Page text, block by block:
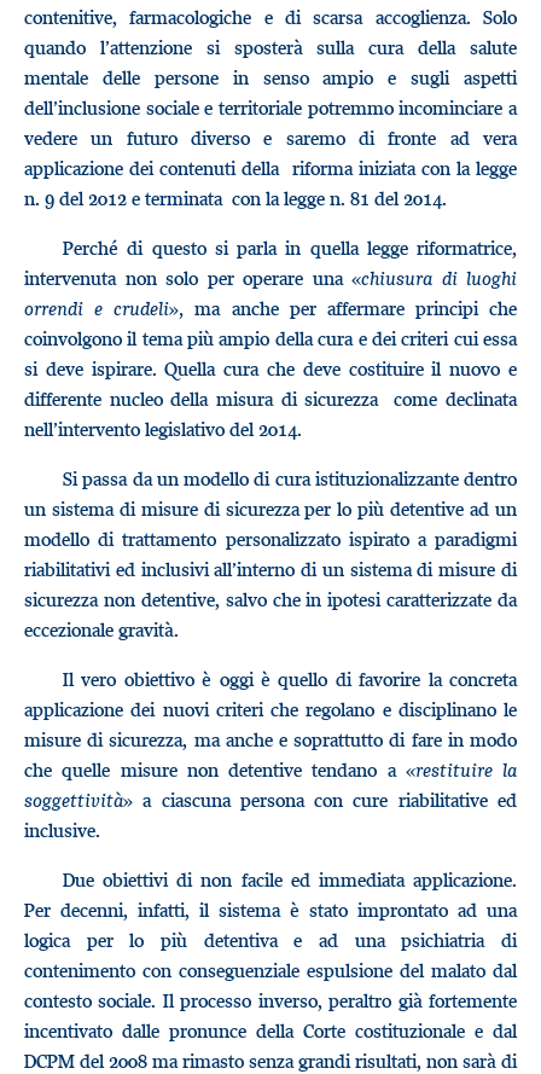
contenitive, farmacologiche e di scarsa accoglienza. Solo
quando l’attenzione si sposterà sulla cura della salute
mentale delle persone in senso ampio e sugli aspetti
dell’inclusione sociale e territoriale potremmo incominciare a
vedere un futuro diverso e saremo di fronte ad vera
applicazione dei contenuti della riforma iniziata con la legge
n. 9 del 2012 e terminata con la legge n. 81 del 2014.
Perché di questo si parla in quella legge riformatrice,
intervenuta non solo per operare una «chiusura di luoghi
orrendi e crudeli», ma anche per affermare principi che
coinvolgono il tema più ampio della cura e dei criteri cui essa
si deve ispirare. Quella cura che deve costituire il nuovo e
differente nucleo della misura di sicurezza come declinata
nell’intervento legislativo del 2014.
Si passa da un modello di cura istituzionalizzante dentro
un sistema di misure di sicurezza per lo più detentive ad un
modello di trattamento personalizzato ispirato a paradigmi
riabilitativi ed inclusivi all’interno di un sistema di misure di
sicurezza non detentive, salvo che in ipotesi caratterizzate da
eccezionale gravità.
Il vero obiettivo è oggi è quello di favorire la concreta
applicazione dei nuovi criteri che regolano e disciplinano le
misure di sicurezza, ma anche e soprattutto di fare in modo
che quelle misure non detentive tendano a «restituire la
soggettività» a ciascuna persona con cure riabilitative ed
inclusive.
Due obiettivi di non facile ed immediata applicazione.
Per decenni, infatti, il sistema è stato improntato ad una
logica per lo più detentiva e ad una psichiatria di
contenimento con conseguenziale espulsione del malato dal
contesto sociale. Il processo inverso, peraltro già fortemente
incentivato dalle pronunce della Corte costituzionale e dal
DCPM del 2008 ma rimasto senza grandi risultati, non sarà di